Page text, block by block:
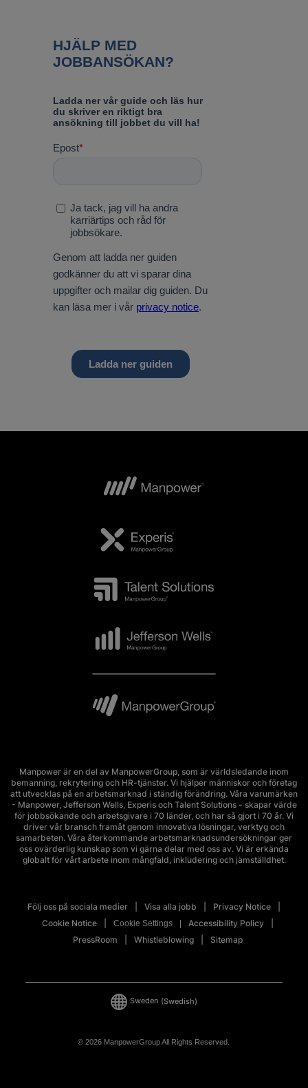
Manpower är en del av ManpowerGroup, som är världsledande inom
bemanning, rekrytering och HR-tjänster. Vi hjälper människor och företag
att utvecklas på en arbetsmarknad i ständig förändring. Våra varumärken
- Manpower, Jefferson Wells, Experis och Talent Solutions - skapar värde
för jobbsökande och arbetsgivare i 70 länder, och har så gjort i 70 år. Vi
driver vår bransch framåt genom innovativa lösningar, verktyg och
samarbeten. Våra återkommande arbetsmarknadsundersökningar ger
oss ovärderlig kunskap som vi gärna delar med oss av. Vi är erkända
globalt för vårt arbete inom mångfald, inkludering och jämställdhet.
Följ oss på sociala medier Visa alla jobb
Privacy Notice
Cookie Notice
Cookie Settings
Accessibility Policy
PressRoom
Whistleblowing Sitemap
© 2026 ManpowerGroup All Rights Reserved.
Sweden (Swedish)